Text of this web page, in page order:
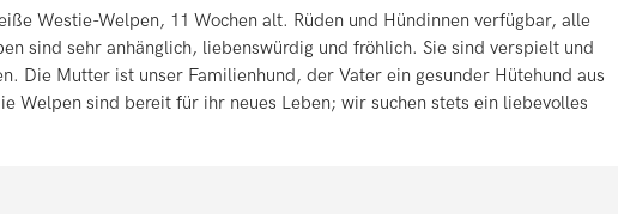
Westie-Welpen, 11 Wochen alt. Rüden und Hündinnen verfügbar, alle
sind sehr anhänglich, liebenswürdig und fröhlich. Sie sind verspielt und
Die Mutter ist unser Familienhund, der Vater ein gesunder Hütehund aus
Welpen sind bereit für ihr neues Leben; wir suchen stets ein liebevolles